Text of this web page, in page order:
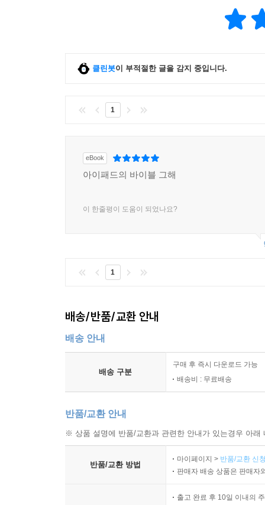
클린봇이 부적절한 글을 감지 중입니다.
1
eBook
아이패드의 바이블 그해
이 한줄평이 도움이 되었나요?
1
배송/반품/교환 안내
배송 안내
배송 구분
구매 후 즉시 다운로드 가능
배송비 : 무료배송
반품/교환 안내
※ 상품 설명에 반품/교환과 관련한 안내가 있는경우 아
반품/교환 방법
마이페이지 > 반품/교환 신
판매자 배송 상품은 판매자
출고 완료 후 10일 이내의